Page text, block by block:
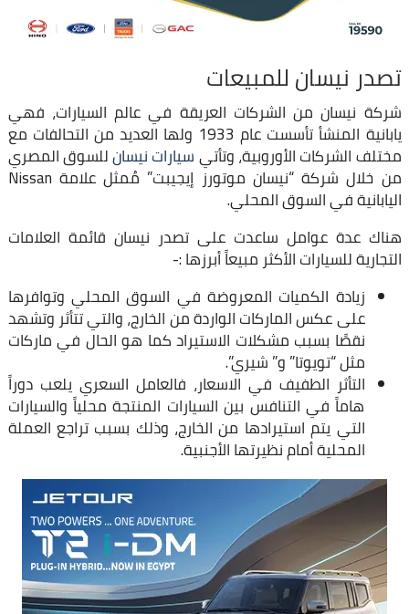
تصدر نيسان للمبيعات
شركة نيسان من الشركات العريقة في عالم السيارات، فهي
يابانية المنشأ تأسست عام 1933 ولها العديد من التحالفات مع
مختلف الشركات الأوروبية، وتأتيسيارات نيسانللسوق المصري
من خلال شركة “نيسان موتورز إيجيبت” مُمثل علامة Nissan
اليابانية في السوق المحلي.
هناك عدة عوامل ساعدت على تصدر نيسان قائمة العلامات
التجارية للسيارات الأكثر مبيعاً أبرزها :-
زيادة الكميات المعروضة في السوق المحلي وتوافرها
على عكس الماركات الواردة من الخارج، والتي تتأثر وتشهد
نقصًا بسبب مشكلات الاستيراد كما هو الحال في ماركات
مثل “تويوتا” و” شيري”.
التأثر الطفيف في الاسعار، فالعامل السعري يلعب دوراً
هاماً في التنافس بين السيارات المنتجة محلياً والسيارات
التي يتم استيرادها من الخارج، وذلك بسبب تراجع العملة
المحلية أمام نظيرتها الأجنبية.